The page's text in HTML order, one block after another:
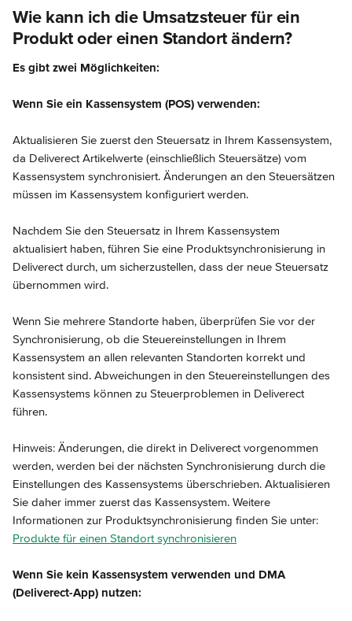
Wie kann ich die Umsatzsteuer für ein
Produkt oder einen Standort ändern?
Es gibt zwei Möglichkeiten:
Wenn Sie ein Kassensystem (POS) verwenden:
Aktualisieren Sie zuerst den Steuersatz in Ihrem Kassensystem,
da Deliverect Artikelwerte (einschließlich Steuersätze) vom
Kassensystem synchronisiert. Änderungen an den Steuersätzen
müssen im Kassensystem konfiguriert werden.
Nachdem Sie den Steuersatz in Ihrem Kassensystem
aktualisiert haben, führen Sie eine Produktsynchronisierung in
Deliverect durch, um sicherzustellen, dass der neue Steuersatz
übernommen wird.
Wenn Sie mehrere Standorte haben, überprüfen Sie vor der
Synchronisierung, ob die Steuereinstellungen in Ihrem
Kassensystem an allen relevanten Standorten korrekt und
konsistent sind. Abweichungen in den Steuereinstellungen des
Kassensystems können zu Steuerproblemen in Deliverect
führen.
Hinweis: Änderungen, die direkt in Deliverect vorgenommen
werden, werden bei der nächsten Synchronisierung durch die
Einstellungen des Kassensystems überschrieben. Aktualisieren
Sie daher immer zuerst das Kassensystem. Weitere
Informationen zur Produktsynchronisierung finden Sie unter:
Produkte für einen Standort synchronisieren
Wenn Sie kein Kassensystem verwenden und DMA
(Deliverect-App) nutzen: